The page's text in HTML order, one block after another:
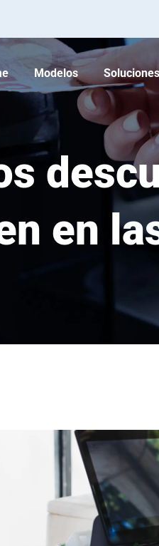
Modelos Soluciones
en